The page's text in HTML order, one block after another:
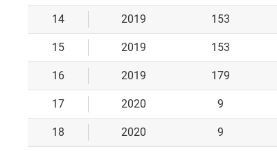
14 2019 153
15 2019 153
16 2019 179
17 2020 9
18 2020 9